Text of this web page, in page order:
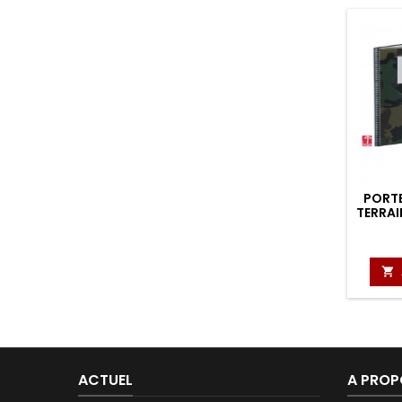

ACTUEL A